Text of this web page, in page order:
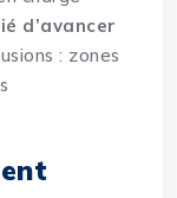
d’avancer
: zones